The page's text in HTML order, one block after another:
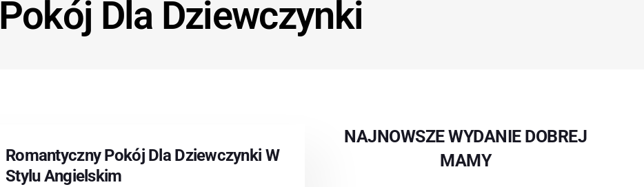
Pokój Dla Dziewczynki
Romantyczny Pokój Dla Dziewczynki W
Stylu Angielskim
NAJNOWSZE WYDANIE DOBREJ
MAMY